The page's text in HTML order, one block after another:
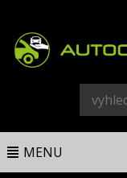
MENU